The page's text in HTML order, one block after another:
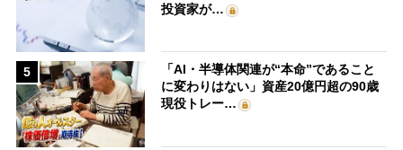
投資家が…
5
「AI・半導体関連が“本命”であること
に変わりはない」資産20億円超の90歳
現役トレー…